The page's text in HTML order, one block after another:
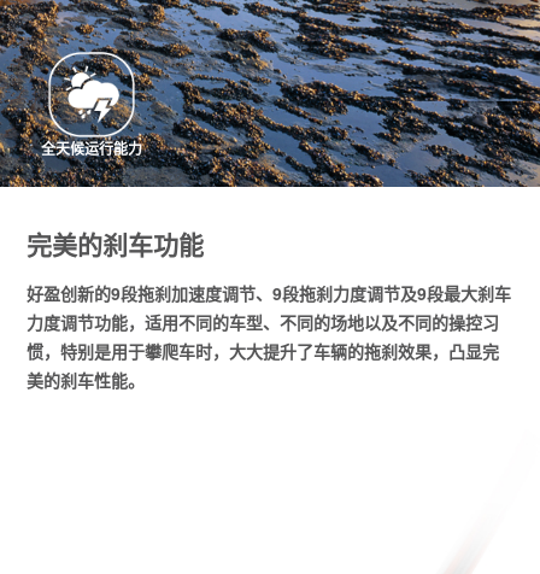
全天候运行能力
完美的刹车功能
好盈创新的9段拖刹加速度调节、9段拖刹力度调节及9段最大刹车
力度调节功能，适用不同的车型、不同的场地以及不同的操控习
惯，特别是用于攀爬车时，大大提升了车辆的拖刹效果，凸显完
美的刹车性能。